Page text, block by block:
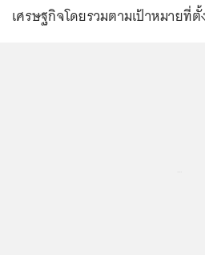
เศรษฐกิจโดยรวมตามเป้าหมายที่ตั้